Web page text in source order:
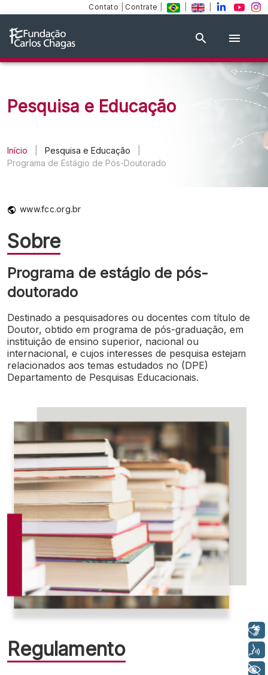
Contato Contrate
Pesquisa e Educação
Início Pesquisa e Educação
Programa de Estágio de Pós-Doutorado
www.fcc.org.br
Sobre
Programa de estágio de pós-
doutorado
Destinado a pesquisadores ou docentes com título de
Doutor, obtido em programa de pós-graduação, em
instituição de ensino superior, nacional ou
internacional, e cujos interesses de pesquisa estejam
relacionados aos temas estudados no (DPE)
Departamento de Pesquisas Educacionais.
Regulamento